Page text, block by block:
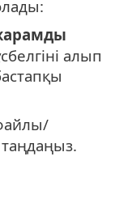
алып
таңдаңыз.